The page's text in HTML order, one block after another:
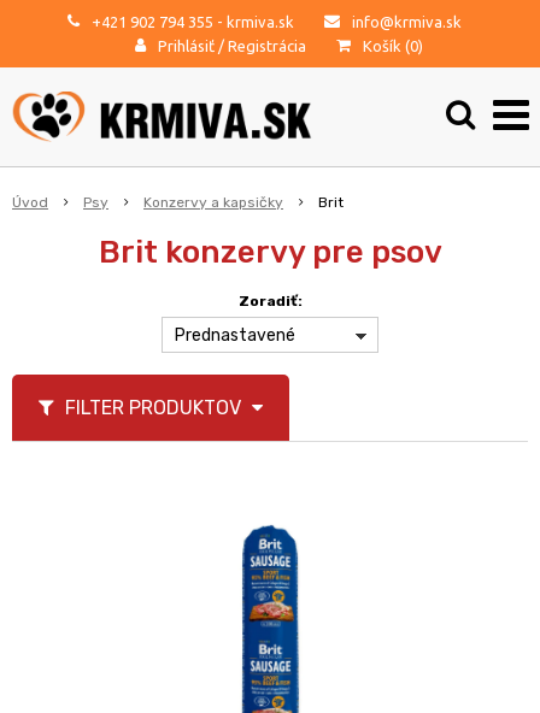
+421 902 794 355 - krmiva.sk
info@krmiva.sk
Prihlásiť / Registrácia Košík (0)
Úvod Psy Konzervy a kapsičky Brit
Brit konzervy pre psov
Zoradiť:
Prednastavené
FILTER PRODUKTOV